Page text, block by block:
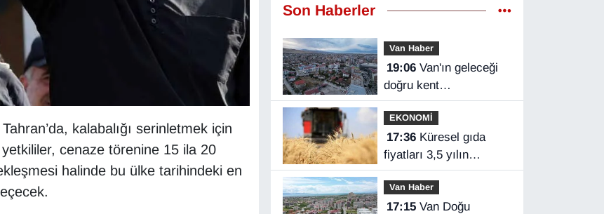
kalabalığı serinletmek için
cenaze törenine 15 ila 20
halinde bu ülke tarihindeki en
Son Haberler
Van Haber
19:06Van'ın geleceği
doğru kent
planlamasında
EKONOMİ
17:36Küresel gıda
fiyatları 3,5 yılın
zirvesinde
Van Haber
17:15Van Doğu